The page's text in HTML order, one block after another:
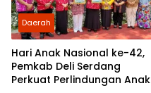
Daerah
Hari Anak Nasional ke-42,
Pemkab Deli Serdang
Perkuat Perlindungan Anak